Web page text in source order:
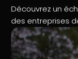
Découvrez un
des entreprises